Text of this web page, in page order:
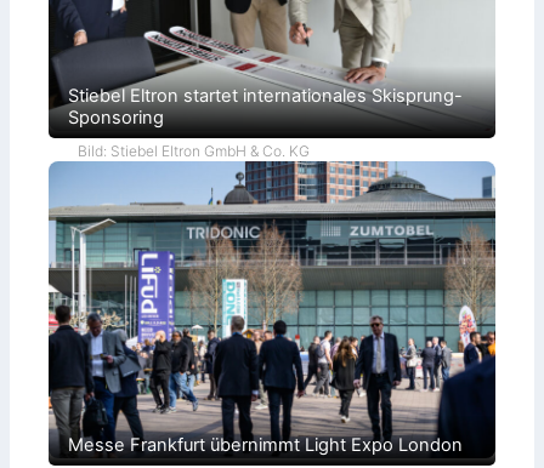
Stiebel Eltron startet internationales Skisprung-
Sponsoring
Bild: Stiebel Eltron GmbH & Co. KG
Messe Frankfurt übernimmt Light Expo London